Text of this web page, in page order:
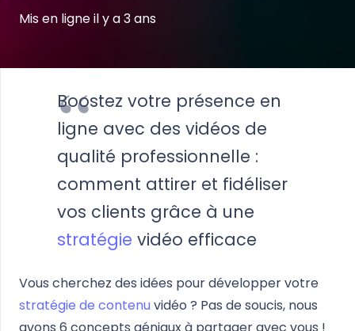
Mis en ligneil y a 3 ans
Boostez votre présence en
ligne avec des vidéos de
qualité professionnelle :
comment attirer et fidéliser
vos clients grâce à une
stratégie vidéo efficace
Vous cherchez des idées pour développer votre
stratégie de contenu vidéo ? Pas de soucis, nous